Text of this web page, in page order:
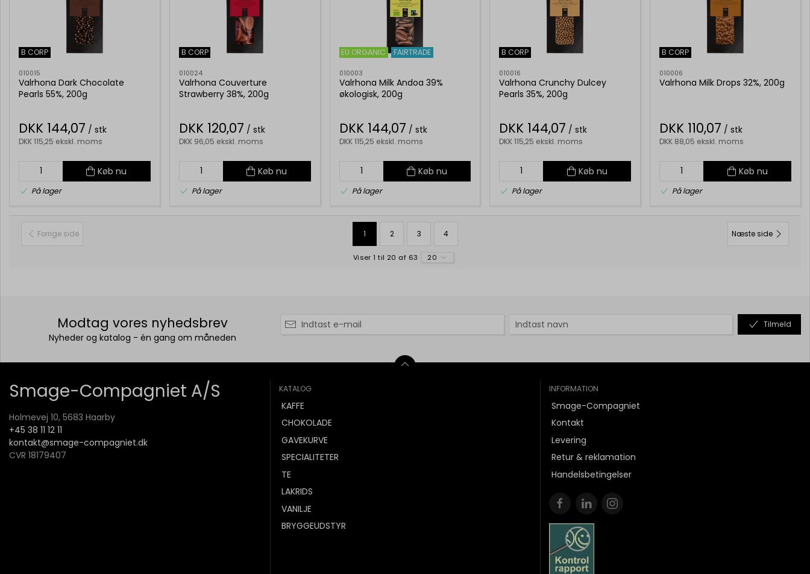
B CORP
010015
Valrhona Dark Chocolate
Pearls 55%, 200g
DKK 144,07 / stk
DKK 115,25 ekskl. moms
Køb nu
På lager
B CORP
010024
Valrhona Couverture
Strawberry 38%, 200g
DKK 120,07 / stk
DKK 96,05 ekskl. moms
Køb nu
På lager
EU ORGANIC FAIRTRADE
010003
Valrhona Milk Andoa 39%
økologisk, 200g
DKK 144,07 / stk
DKK 115,25 ekskl. moms
Køb nu
På lager
B CORP
010016
Valrhona Crunchy Dulcey
Pearls 35%, 200g
DKK 144,07 / stk
DKK 115,25 ekskl. moms
Køb nu
På lager
B CORP
010006
Valrhona Milk Drops 32%, 200g
DKK 110,07 / stk
DKK 88,05 ekskl. moms
Køb nu
På lager
Forrige side 1 2 3 4 Næste side
Viser 1 til 20 af 63 20
Modtag vores nyhedsbrev
Nyheder og katalog - én gang om måneden
Tilmeld
Smage-Compagniet A/S
Holmevej 10, 5683 Haarby
+45 38 11 12 11
kontakt@smage-compagniet.dk
CVR 18179407
KATALOG
KAFFE
CHOKOLADE
GAVEKURVE
SPECIALITETER
TE
LAKRIDS
VANILJE
BRYGGEUDSTYR
INFORMATION
Smage-Compagniet
Kontakt
Levering
Retur & reklamation
Handelsbetingelser